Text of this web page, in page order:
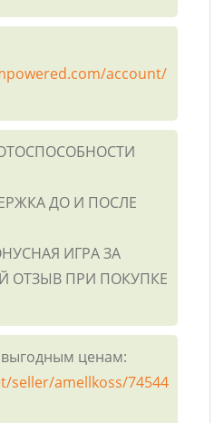
account/
ДО И ПОСЛЕ
ИГРА ЗА
ОТЗЫВ ПРИ ПОКУПКЕ
ценам:
seller/amellkoss/74544